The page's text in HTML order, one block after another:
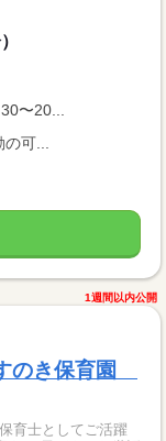
〜20...
可...
1週間以内公開
のき保育園
育士としてご活躍